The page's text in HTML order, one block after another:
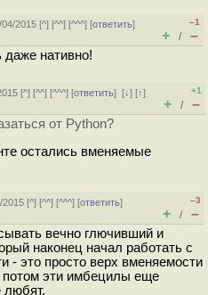
2015 [^] [^^] [^^^] [ответить]
–1
+ / –
даже нативно!
[^] [^^] [^^^] [ответить][↓] [↑]
+1
+ / –
от Python?
остались вменяемые
2015 [^] [^^] [^^^] [ответить]
–3
+ / –
вечно глючивший и
наконец начал работать с
- это просто верх вменяемости
потом эти имбецилы еще
любят.